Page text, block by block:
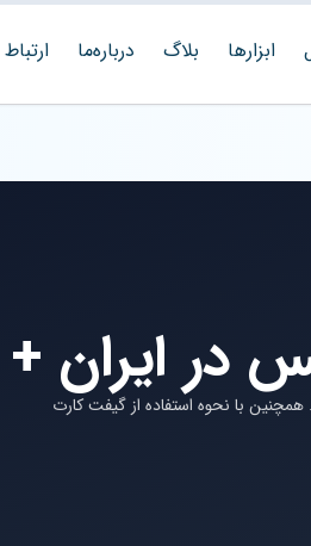
ابزارها بلاگ درباره‌ما
در ایران
با نحوه استفاده از گیفت کارت